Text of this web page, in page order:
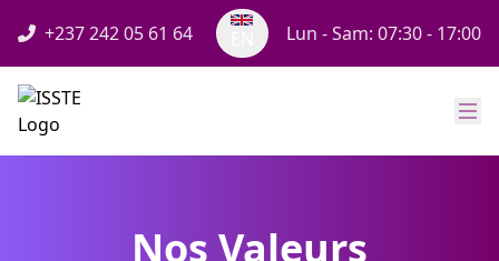
+237 242 05 61 64 Lun - Sam: 07:30 - 17:00
Nos Valeurs